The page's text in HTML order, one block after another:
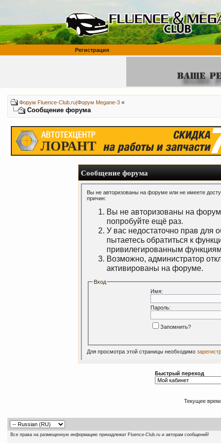
Регистрация
Форум Fluence-Club.ru|Форум Megane-3 «
Сообщение форума
Сообщение форума
Вы не авторизованы на форуме или не имеете
причин:
Вы не авторизованы на
попробуйте ещё раз.
У вас недостаточно прав для
пытаетесь обратиться к
привилегированным
Возможно, администратор
активированы на форуме.
Вход
Имя:
Пароль:
Запомнить?
Для просмотра этой страницы необходимо
Быстрый переход
Текущее
Все права на размещенную информацию принадлежат Fluence-Club.ru и авторам сообщений!